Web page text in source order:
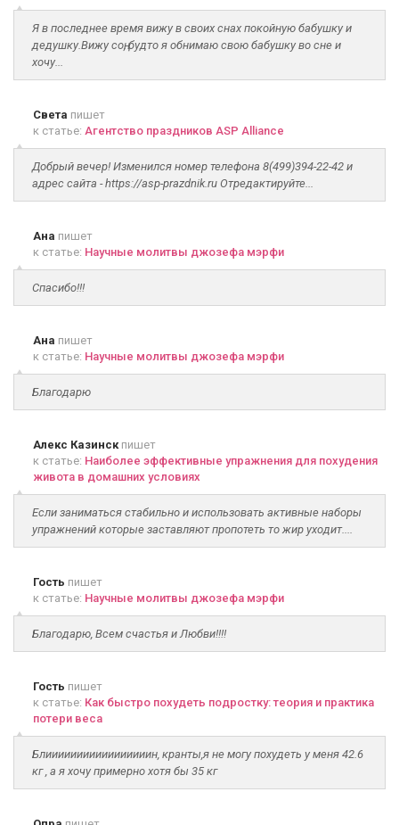
Я в последнее время вижу в своих снах покойную бабушку и
дедушку.Вижу соң, будто я обнимаю свою бабушку во сне и
хочу...
Света пишет
к статье: Агентство праздников ASP Alliance
Добрый вечер! Изменился номер телефона 8(499)394-22-42 и
адрес сайта - https://asp-prazdnik.ru Отредактируйте...
Ана пишет
к статье: Научные молитвы джозефа мэрфи
Спасибо!!!
Ана пишет
к статье: Научные молитвы джозефа мэрфи
Благодарю
Алекс Казинскпишет
к статье: Наиболее эффективные упражнения для похудения
живота в домашних условиях
Если заниматься стабильно и использовать активные наборы
упражнений которые заставляют пропотеть то жир уходит....
Гость пишет
к статье: Научные молитвы джозефа мэрфи
Благодарю, Всем счастья и Любви!!!!
Гость пишет
к статье: Как быстро похудеть подростку: теория и практика
потери веса
Блииииииииииииииииин, кранты,я не могу похудеть у меня 42.6
кг , а я хочу примерно хотя бы 35 кг